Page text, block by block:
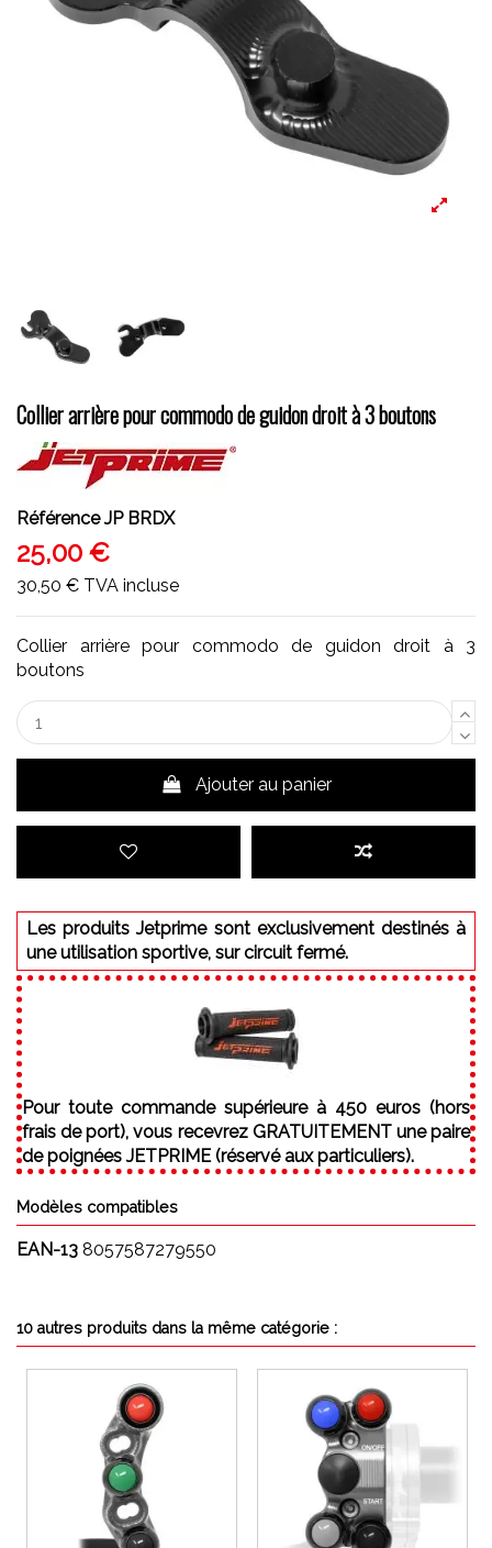
Collier arrière pour commodo de guidon droit à 3 boutons
Référence JP BRDX
25,00 €
30,50 € TVA incluse
Collier arrière pour commodo de guidon droit à 3
boutons
Ajouter au panier
Les produits Jetprime sont exclusivement destinés à
une utilisation sportive, sur circuit fermé.
Pour toute commande supérieure à 450 euros (hors
frais de port), vous recevrez GRATUITEMENT une paire
de poignées JETPRIME (réservé aux particuliers).
Modèles compatibles
EAN-13 8057587279550
10 autres produits dans la même catégorie :